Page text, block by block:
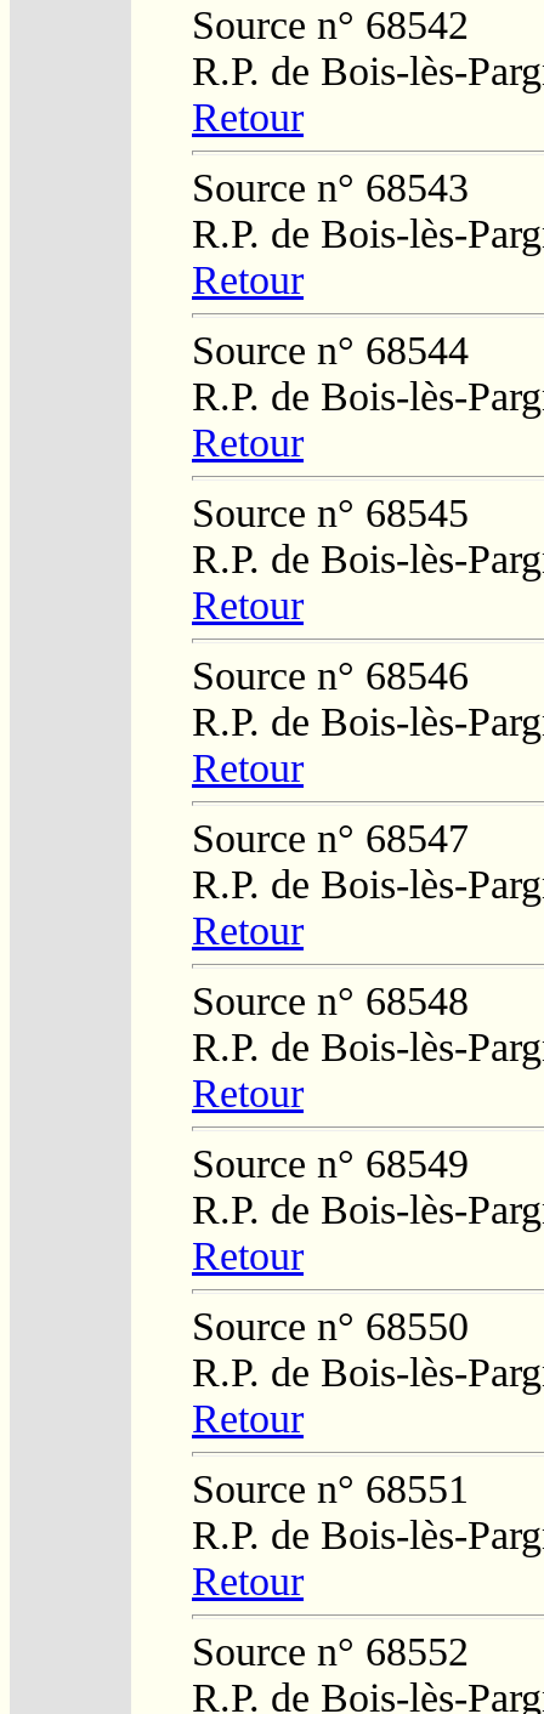
Source n° 68542
R.P. de Bois-lès-
Retour
Source n° 68543
R.P. de Bois-lès-
Retour
Source n° 68544
R.P. de Bois-lès-
Retour
Source n° 68545
R.P. de Bois-lès-
Retour
Source n° 68546
R.P. de Bois-lès-
Retour
Source n° 68547
R.P. de Bois-lès-
Retour
Source n° 68548
R.P. de Bois-lès-
Retour
Source n° 68549
R.P. de Bois-lès-
Retour
Source n° 68550
R.P. de Bois-lès-
Retour
Source n° 68551
R.P. de Bois-lès-
Retour
Source n° 68552
R.P. de Bois-lès-